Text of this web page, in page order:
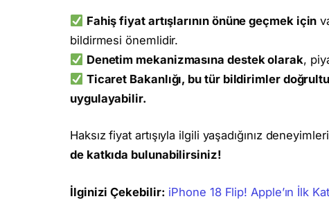
Fahiş fiyat artışlarının önüne geçmek için
bildirmesi önemlidir.
Denetim mekanizmasına destek olarak,
Ticaret Bakanlığı, bu tür bildirimler
uygulayabilir.
Haksız fiyat artışıyla ilgili yaşadığınız
de katkıda bulunabilirsiniz!
İlginizi Çekebilir: iPhone 18 Flip! Apple’ın İlk